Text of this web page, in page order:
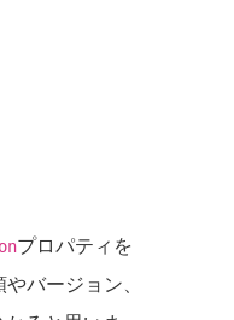
プロパティを
バージョン、